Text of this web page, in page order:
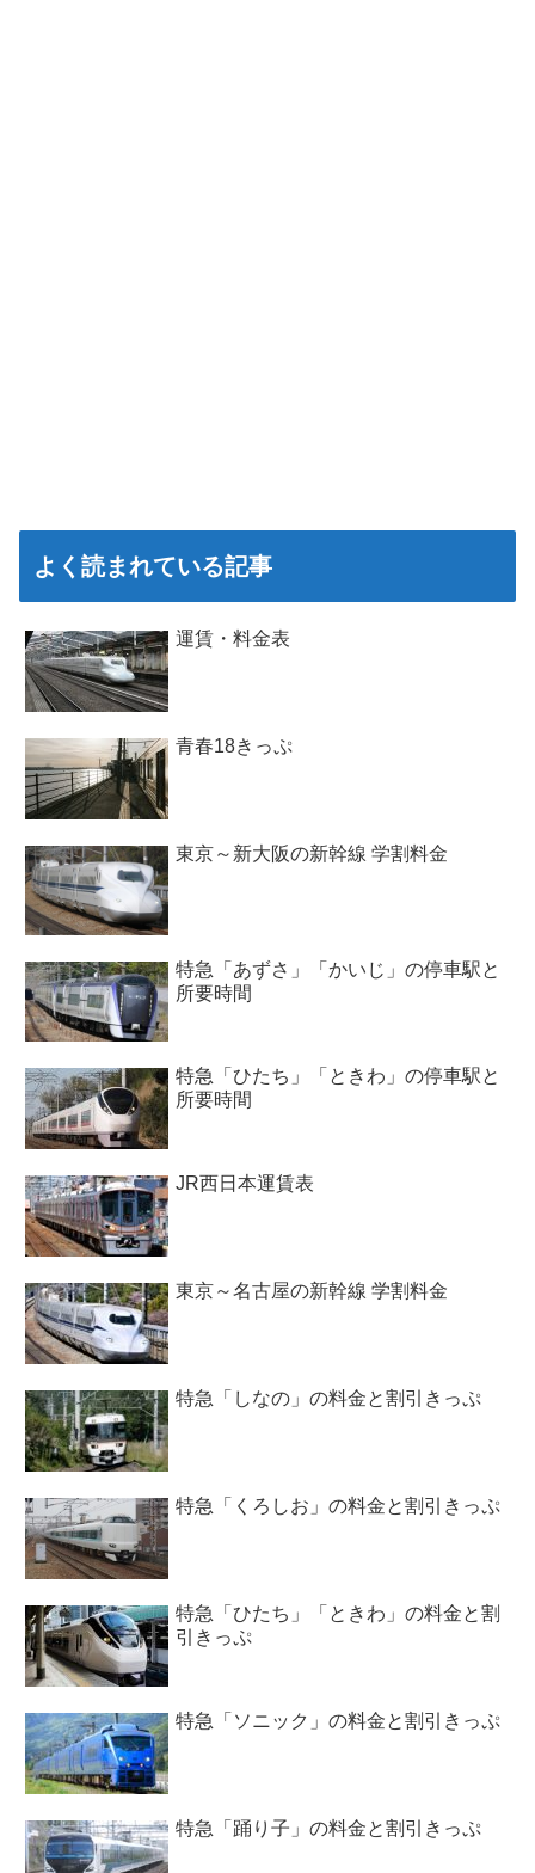
よく読まれている記事
運賃・料金表
青春18きっぷ
東京～新大阪の新幹線 学割料金
特急「あずさ」「かいじ」の停車駅と
所要時間
特急「ひたち」「ときわ」の停車駅と
所要時間
JR西日本運賃表
東京～名古屋の新幹線 学割料金
特急「しなの」の料金と割引きっぷ
特急「くろしお」の料金と割引きっぷ
特急「ひたち」「ときわ」の料金と割
引きっぷ
特急「ソニック」の料金と割引きっぷ
特急「踊り子」の料金と割引きっぷ